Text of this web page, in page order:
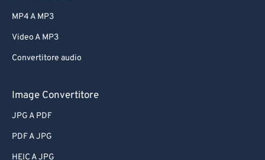
MP4 A MP3
Video A MP3
Convertitore audio
Image Convertitore
JPG A PDF
PDF A JPG
HEIC A JPG